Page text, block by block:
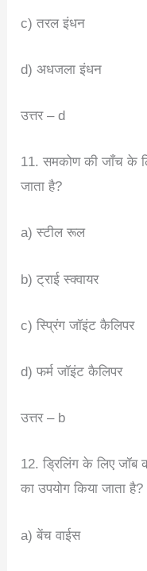
c) तरल इंधन
d) अधजला इंधन
उत्तर – d
11. समकोण की जाँच के
जाता है?
a) स्टील रूल
b) ट्राई स्क्वायर
c) स्प्रिंग जॉइंट कैलिपर
d) फर्म जॉइंट कैलिपर
उत्तर – b
12. ड्रिलिंग के लिए
का उपयोग किया जाता है?
a) बेंच वाईस